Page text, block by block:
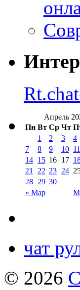
Апрель
Пн Вт Ср Чт
« Мар
1 2 3 4
7
8 9 10 11
14 15 16 17
21
22 23 24
28 29 30
чат
© 2026